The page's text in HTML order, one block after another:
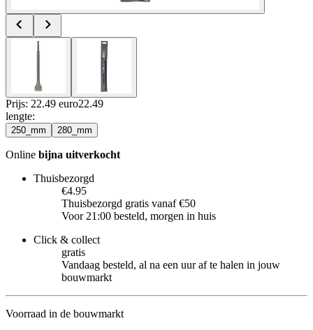
Prijs: 22.49 euro22.49
lengte:
250_mm 280_mm
Online bijna uitverkocht
Thuisbezorgd
€4.95
Thuisbezorgd gratis vanaf €50
Voor 21:00 besteld, morgen in huis
Click & collect
gratis
Vandaag besteld, al na een uur af te halen in jouw
bouwmarkt
Voorraad in de bouwmarkt